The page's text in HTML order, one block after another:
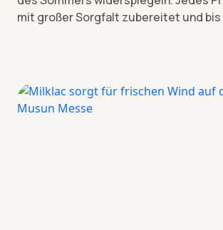
mit großer Sorgfalt zubereitet und bis